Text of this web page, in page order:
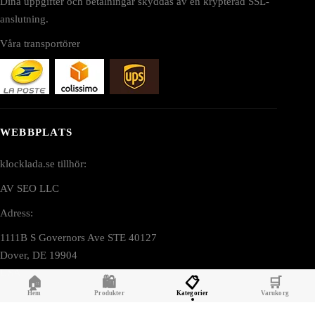
anslutning.
Våra transportörer
WEBBPLATS
klocklada.se tillhör:
AV SEO LLC
Adress:
1111B S Governors Ave STE 40127
Dover, DE 19904
USA
🏠
Hem
🛍️
Produkter
📋
Kategorier
🛒
Varukorg